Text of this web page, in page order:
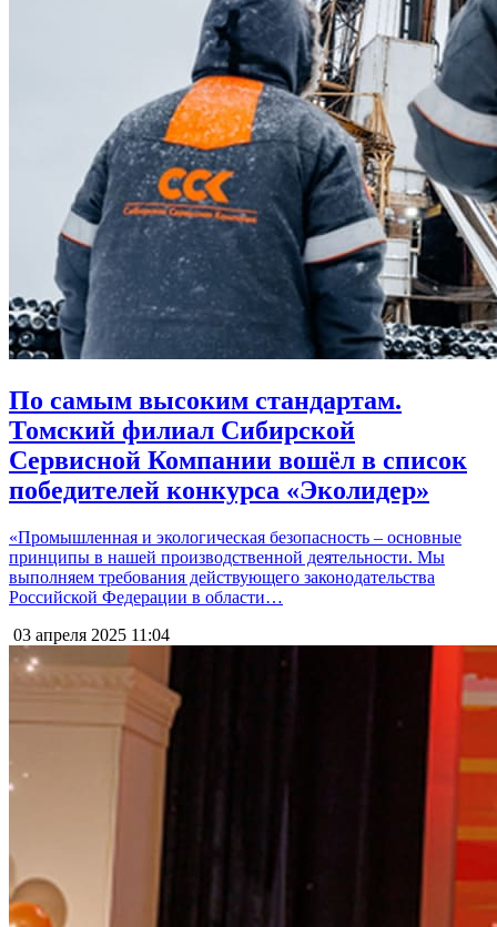
По самым высоким стандартам.
Томский филиал Сибирской
Сервисной Компании вошёл в список
победителей конкурса «Эколидер»
«Промышленная и экологическая безопасность – основные
принципы в нашей производственной деятельности. Мы
выполняем требования действующего законодательства
Российской Федерации в области…
03 апреля 2025 11:04